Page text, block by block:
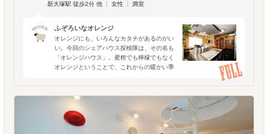
新大塚駅 徒歩2分 他
女性 満室
ふぞろいなオレンジ
オレンジにも、いろんなカタチがあるのがい
い。今回のシェアハウス探検隊は、その名も
「オレンジハウス」。蜜柑でも檸檬でもなく
オレンジということで、これからの暖かい季
けられたのは、以前にも大正ロマンをテーマ
にした「roman亭